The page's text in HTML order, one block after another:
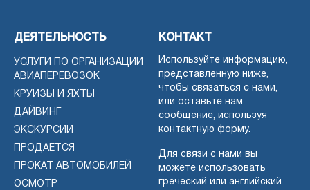
ДЕЯТЕЛЬНОСТЬ
УСЛУГИ ПО ОРГАНИЗАЦИИ
АВИАПЕРЕВОЗОК
КРУИЗЫ И ЯХТЫ
ДАЙВИНГ
ЭКСКУРСИИ
ПРОДАЕТСЯ
ПРОКАТ АВТОМОБИЛЕЙ
ОСМОТР
КОНТАКТ
Используйте информацию,
представленную ниже,
чтобы связаться с нами,
или оставьте нам
сообщение, используя
контактную форму.
Для связи с нами вы
можете использовать
греческий или английский